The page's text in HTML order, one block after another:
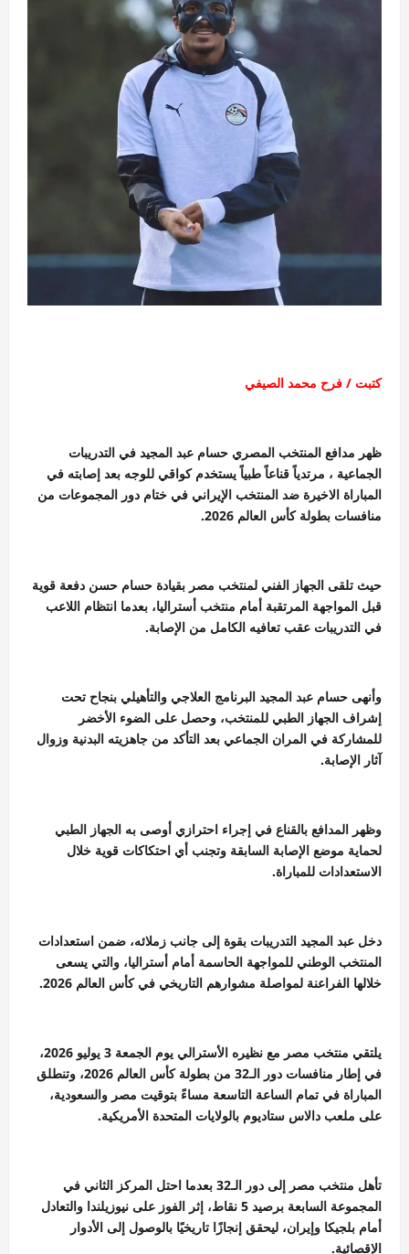
كتبت / فرح محمد الصيفي
ظهر مدافع المنتخب المصري حسام عبد المجيد في التدريبات
الجماعية ، مرتدياً قناعاً طبياً يستخدم كواقي للوجه بعد إصابته في
المباراة الاخيرة ضد المنتخب الإيراني في ختام دور المجموعات من
منافسات بطولة كأس العالم 2026.
حيث تلقى الجهاز الفني لمنتخب مصر بقيادة حسام حسن دفعة قوية
قبل المواجهة المرتقبة أمام منتخب أستراليا، بعدما انتظام اللاعب
في التدريبات عقب تعافيه الكامل من الإصابة.
وأنهى حسام عبد المجيد البرنامج العلاجي والتأهيلي بنجاح تحت
إشراف الجهاز الطبي للمنتخب، وحصل على الضوء الأخضر
للمشاركة في المران الجماعي بعد التأكد من جاهزيته البدنية وزوال
آثار الإصابة.
وظهر المدافع بالقناع في إجراء احترازي أوصى به الجهاز الطبي
لحماية موضع الإصابة السابقة وتجنب أي احتكاكات قوية خلال
الاستعدادات للمباراة.
دخل عبد المجيد التدريبات بقوة إلى جانب زملائه، ضمن استعدادات
المنتخب الوطني للمواجهة الحاسمة أمام أستراليا، والتي يسعى
خلالها الفراعنة لمواصلة مشوارهم التاريخي في كأس العالم 2026.
يلتقي منتخب مصر مع نظيره الأسترالي يوم الجمعة 3 يوليو 2026،
في إطار منافسات دور الـ32 من بطولة كأس العالم 2026، وتنطلق
المباراة في تمام الساعة التاسعة مساءً بتوقيت مصر والسعودية،
على ملعب دالاس ستاديوم بالولايات المتحدة الأمريكية.
تأهل منتخب مصر إلى دور الـ32 بعدما احتل المركز الثاني في
المجموعة السابعة برصيد 5 نقاط، إثر الفوز على نيوزيلندا والتعادل
أمام بلجيكا وإيران، ليحقق إنجازًا تاريخيًا بالوصول إلى الأدوار
الإقصائية.